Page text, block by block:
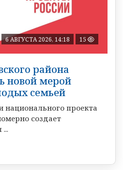
6 АВГУСТА 2026, 14:18 15
района
новой мерой
семьей
национального проекта
создает